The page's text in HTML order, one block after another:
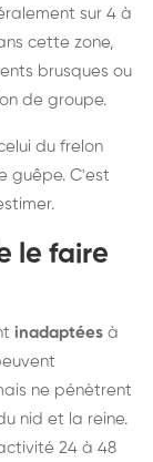
sur 4 à
cette zone,
brusques ou
de groupe.
du frelon
guêpe. C'est
le faire
inadaptées à
ne pénètrent
nid et la reine.
24 à 48